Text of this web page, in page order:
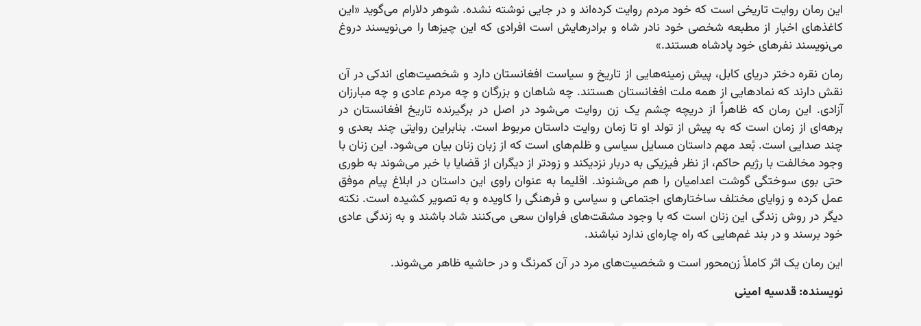
این رمان روایت تاریخی است که خود مردم روایت کرده‌اند و در جایی نوشته نشده. شوهر دلارام می‌گوید «این
کاغذهای اخبار از مطبعه شخصی خود نادر شاه و برادرهایش است افرادی که این چیزها را می‌نویسند دروغ
می‌نویسند نفرهای خود پادشاه هستند.»
رمان نقره دختر دریای کابل، پیش زمینه‌هایی از تاریخ و سیاست افغانستان دارد و شخصیت‌های اندکی در آن
نقش دارند که نمادهایی از همه ملت افغانستان هستند. چه شاهان و بزرگان و چه مردم عادی و چه مبارزان
آزادی. این رمان که ظاهراً از دریچه چشم یک زن روایت می‌شود در اصل در برگیرنده تاریخ افغانستان در
برهه‌ای از زمان است که به پیش از تولد او تا زمان روایت داستان مربوط است. بنابراین روایتی چند بعدی و
چند صدایی است. بُعد مهم داستان مسایل سیاسی و ظلم‌های است که از زبان زنان بیان می‌شود. این زنان با
وجود مخالفت با رژیم حاکم، از نظر فیزیکی به دربار نزدیکند و زودتر از دیگران از قضایا با خبر می‌شوند به طوری
حتی بوی سوختگی گوشت اعدامیان را هم می‌شنوند. اقلیما به عنوان راوی این داستان در ابلاغ پیام موفق
عمل کرده و زوایای مختلف ساختارهای اجتماعی و سیاسی و فرهنگی را کاویده و به تصویر کشیده است. نکته
دیگر در روش زندگی این زنان است که با وجود مشقت‌های فراوان سعی می‌کنند شاد باشند و به زندگی عادی
خود برسند و در بند غم‌هایی که راه چاره‌ای ندارد نباشند.
این رمان ‌یک اثر کاملاً زن‌محور است و شخصیت‌های مرد در آن کمرنگ و در حاشیه ظاهر می‌شوند.
نویسنده: قدسیه امینی